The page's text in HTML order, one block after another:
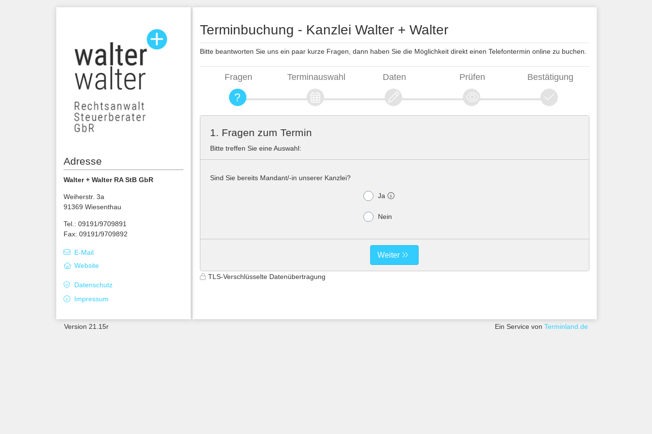
Terminbuchung - Kanzlei Walter + Walter
Bitte beantworten Sie uns ein paar kurze Fragen, dann haben Sie die Möglichkeit direkt einen Telefontermin online zu buchen.
Fragen Terminauswahl Daten Prüfen Bestätigung
1. Fragen zum Termin
Bitte treffen Sie eine Auswahl:
Sind Sie bereits Mandant/-in unserer Kanzlei?
Ja
Nein
Weiter
TLS-Verschlüsselte Datenübertragung
Adresse
Walter + Walter RA StB GbR
Weiherstr. 3a
91369 Wiesenthau
Tel.: 09191/9709891
Fax: 09191/9709892
E-Mail
Website
Datenschutz
Impressum
Version 21.15r Ein Service von Terminland.de